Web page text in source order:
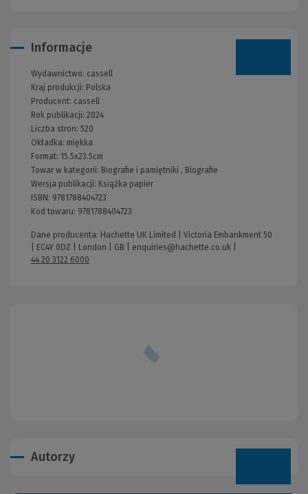
Informacje
Wydawnictwo: cassell
Kraj produkcji: Polska
Producent: cassell
Rok publikacji: 2024
Liczba stron: 520
Okładka: miękka
Format: 15.5x23.5cm
Towar w kategorii: Biografie i pamiętniki , Biografie
Wersja publikacji: Książka papier
ISBN: 9781788404723
Kod towaru: 9781788404723
Dane producenta: Hachette UK Limited | Victoria Embankment 50
| EC4Y 0DZ | London | GB | enquiries@hachette.co.uk
44 20 3122 6000
Autorzy